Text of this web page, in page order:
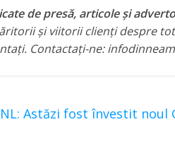
de presă, articole și
și viitorii clienți despre
Contactați-ne:
Astăzi fost învestit noul